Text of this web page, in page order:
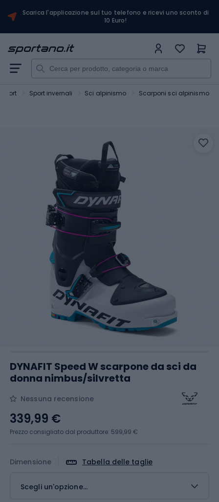
Scarica l'applicazione sul tuo telefono e ricevi uno sconto di
10 Euro!
Sport Sport invernali Sci alpinismo Scarponi sci alpinismo
DYNAFIT Speed W scarpone da sci da
donna nimbus/silvretta
Nessuna recensione
Dimensione Tabella delle taglie
Scegli un'opzione...
339,99 €
Prezzo consigliato dal produttore: 599,99 €